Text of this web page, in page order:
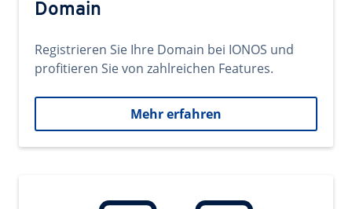
Domain
Registrieren Sie Ihre Domain bei IONOS und
profitieren Sie von zahlreichen Features.
Mehr erfahren